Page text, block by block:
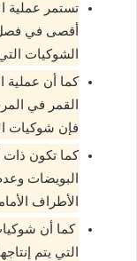
تستمر عملية
أقصى في فصل
الشوكيات
كما أن عملية
القمر في
فإن شوكيات
كما تكون ذات
البويضات
الأطراف
كما أن
التي يتم